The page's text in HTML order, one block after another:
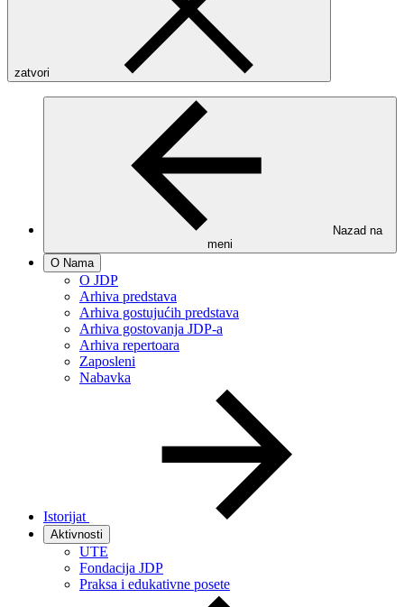
zatvori
Nazad na
meni
O Nama
O JDP
Arhiva predstava
Arhiva gostujućih predstava
Arhiva gostovanja JDP-a
Arhiva repertoara
Zaposleni
Nabavka
Istorijat
Aktivnosti
UTE
Fondacija JDP
Praksa i edukativne posete